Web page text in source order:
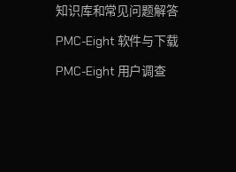
知识库和常见问题解答
PMC-Eight 软件与下载
PMC-Eight 用户调查